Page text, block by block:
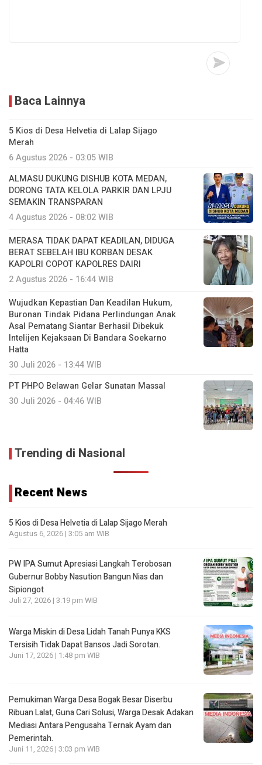
Baca Lainnya
5 Kios di Desa Helvetia di Lalap Sijago
Merah
6 Agustus 2026 - 03:05 WIB
ALMASU DUKUNG DISHUB KOTA MEDAN,
DORONG TATA KELOLA PARKIR DAN LPJU
SEMAKIN TRANSPARAN
4 Agustus 2026 - 08:02 WIB
MERASA TIDAK DAPAT KEADILAN, DIDUGA
BERAT SEBELAH IBU KORBAN DESAK
KAPOLRI COPOT KAPOLRES DAIRI
2 Agustus 2026 - 16:44 WIB
Wujudkan Kepastian Dan Keadilan Hukum,
Buronan Tindak Pidana Perlindungan Anak
Asal Pematang Siantar Berhasil Dibekuk
Intelijen Kejaksaan Di Bandara Soekarno
Hatta
30 Juli 2026 - 13:44 WIB
PT PHPO Belawan Gelar Sunatan Massal
30 Juli 2026 - 04:46 WIB
Trending di Nasional
Recent News
5 Kios di Desa Helvetia di Lalap Sijago Merah
Agustus 6, 2026 | 3:05 am WIB
PW IPA Sumut Apresiasi Langkah Terobosan
Gubernur Bobby Nasution Bangun Nias dan
Sipiongot
Juli 27, 2026 | 3:19 pm WIB
Warga Miskin di Desa Lidah Tanah Punya KKS
Tersisih Tidak Dapat Bansos Jadi Sorotan.
Juni 17, 2026 | 1:48 pm WIB
Pemukiman Warga Desa Bogak Besar Diserbu
Ribuan Lalat, Guna Cari Solusi, Warga Desak Adakan
Mediasi Antara Pengusaha Ternak Ayam dan
Pemerintah.
Juni 11, 2026 | 3:03 pm WIB